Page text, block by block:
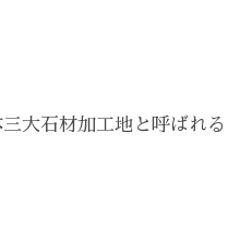
大石材加工地と呼ばれる